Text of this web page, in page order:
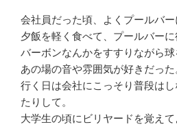
会社員だった頃、よくプールバー
夕飯を軽く食べて、プールバーに
バーボンなんかをすすりながら球
あの場の音や雰囲気が好きだった
行く日は会社にこっそり普段は
たりして。
大学生の頃にビリヤードを覚えて